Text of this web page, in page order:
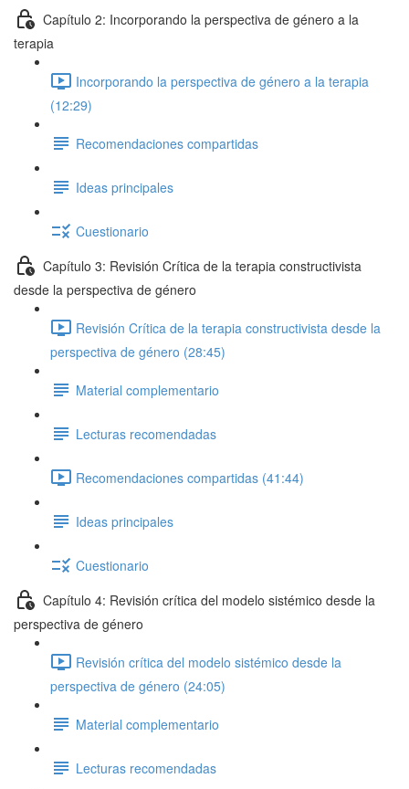
Capítulo 2: Incorporando la perspectiva de género a la
terapia
Incorporando la perspectiva de género a la terapia
(12:29)
Recomendaciones compartidas
Ideas principales
Cuestionario
Capítulo 3: Revisión Crítica de la terapia constructivista
desde la perspectiva de género
Revisión Crítica de la terapia constructivista desde la
perspectiva de género (28:45)
Material complementario
Lecturas recomendadas
Recomendaciones compartidas (41:44)
Ideas principales
Cuestionario
Capítulo 4: Revisión crítica del modelo sistémico desde la
perspectiva de género
Revisión crítica del modelo sistémico desde la
perspectiva de género (24:05)
Material complementario
Lecturas recomendadas